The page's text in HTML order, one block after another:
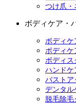
つけ爪・
ボディケア・
ボディケ
ボディケ
ボディス
ハンドケ
バストア
デンタル
脱毛除毛